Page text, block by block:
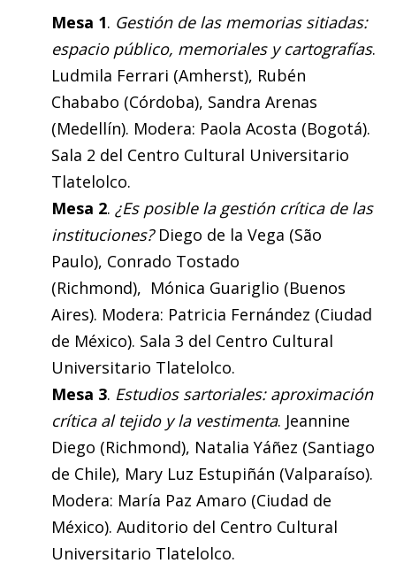
Mesa 1. Gestión de las memorias sitiadas:
espacio público, memoriales y cartografías.
Ludmila Ferrari (Amherst), Rubén
Chababo (Córdoba), Sandra Arenas
(Medellín). Modera: Paola Acosta (Bogotá).
Sala 2 del Centro Cultural Universitario
Tlatelolco.
Mesa 2.¿Es posible la gestión crítica de las
instituciones?Diego de la Vega (São
Paulo), Conrado Tostado
(Richmond), Mónica Guariglio (Buenos
Aires). Modera: Patricia Fernández (Ciudad
de México). Sala 3 del Centro Cultural
Universitario Tlatelolco.
Mesa 3. Estudios sartoriales: aproximación
crítica al tejido y la vestimenta. Jeannine
Diego (Richmond), Natalia Yáñez (Santiago
de Chile), Mary Luz Estupiñán (Valparaíso).
Modera: María Paz Amaro (Ciudad de
México). Auditorio del Centro Cultural
Universitario Tlatelolco.